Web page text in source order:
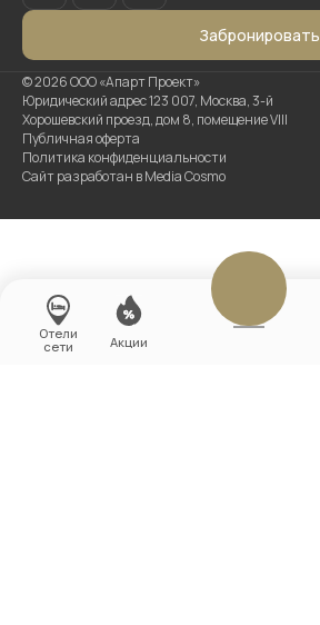
Забронировать
©2026ООО «Апарт Проект»
Юридический адрес 123 007, Москва, 3-й
Хорошевский проезд, дом 8, помещение VIII
Публичная оферта
Политика конфиденциальности
Сайт разработан в Media Cosmo